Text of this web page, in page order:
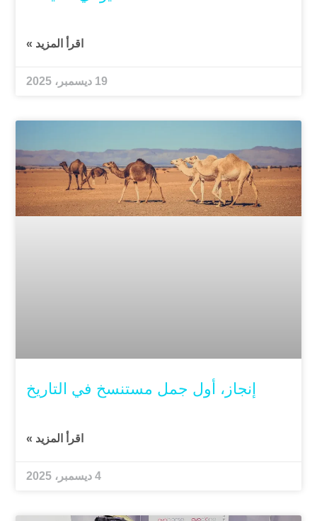
اقرأ المزيد »
19 ديسمبر، 2025
إنجاز، أول جمل مستنسخ في التاريخ
اقرأ المزيد »
4 ديسمبر، 2025